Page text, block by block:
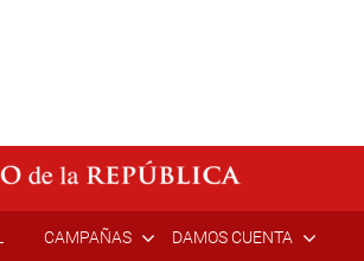
CAMPAÑAS DAMOS CUENTA